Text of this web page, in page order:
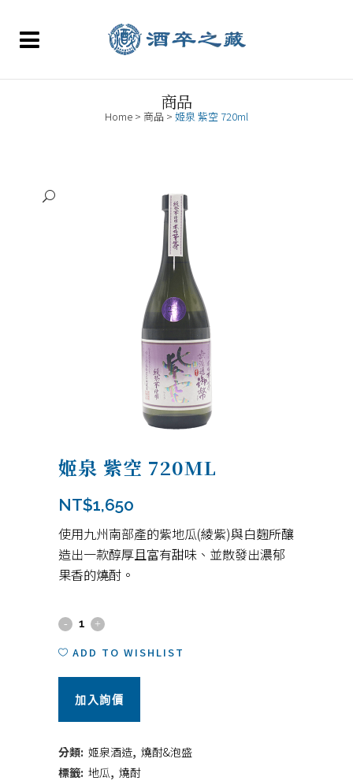
商品
Home > 商品 > 姬泉 紫空 720ml
姬泉 紫空 720ML
NT$1,650
使用九州南部產的紫地瓜(綾紫)與白麴所釀
造出一款醇厚且富有甜味、並散發出濃郁
果香的燒酎。
姬
泉
紫
quantity
ADD TO WISHLIST
加入詢價
分類: 姬泉酒造, 燒酎&泡盛
標籤: 地瓜, 燒酎